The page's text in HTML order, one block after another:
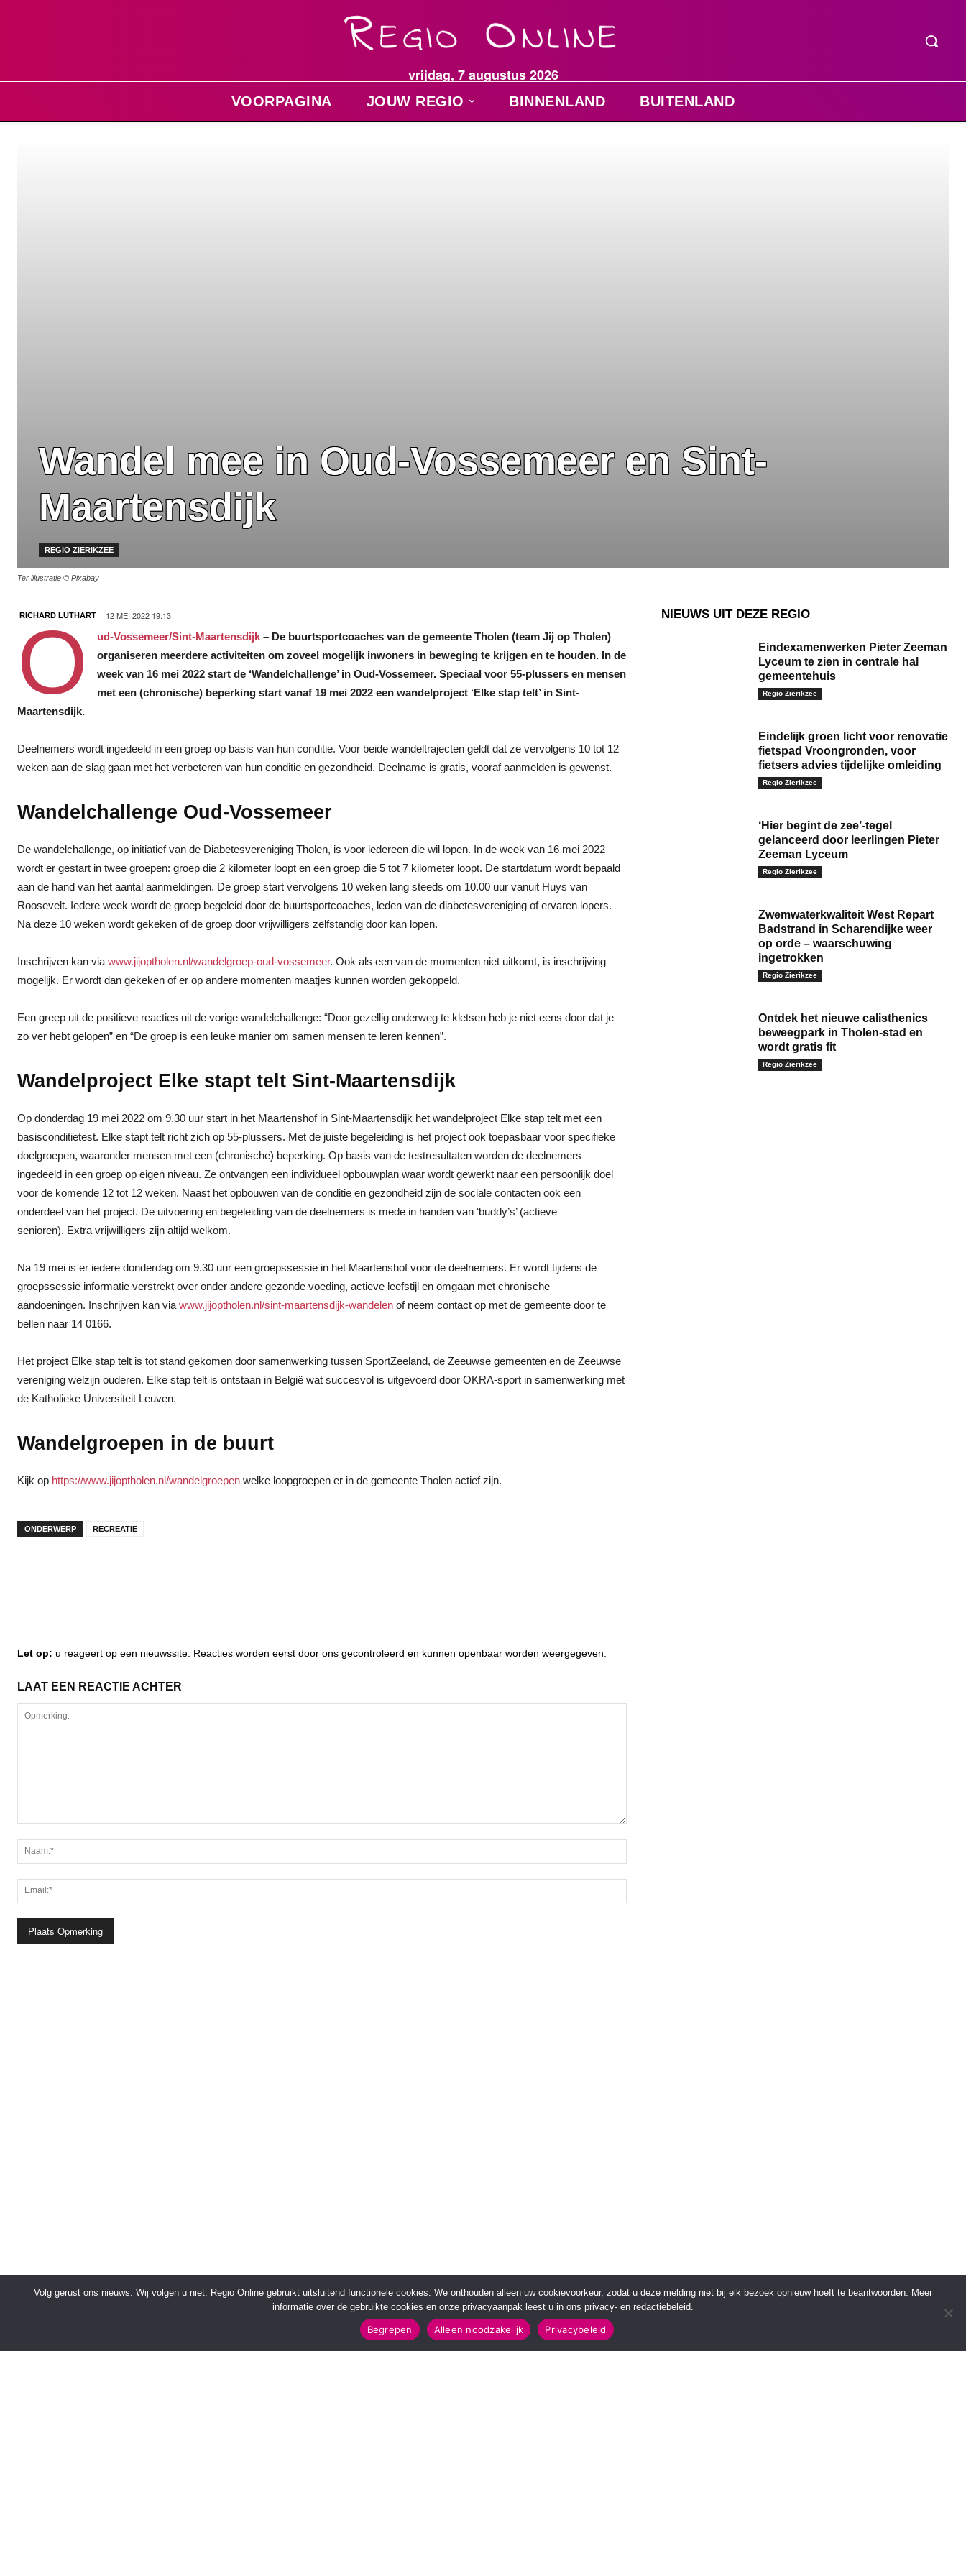
vrijdag, 7 augustus 2026
VOORPAGINA JOUW REGIO BINNENLAND BUITENLAND
Wandel mee in Oud-Vossemeer en Sint-
Maartensdijk
REGIO ZIERIKZEE
Ter illustratie © Pixabay
RICHARD LUTHART 12 MEI 2022 19:13
O ud-Vossemeer/Sint-Maartensdijk– De buurtsportcoaches van de gemeente Tholen (team Jij op Tholen)
organiseren meerdere activiteiten om zoveel mogelijk inwoners in beweging te krijgen en te houden. In de
week van 16 mei 2022 start de ‘Wandelchallenge’ in Oud-Vossemeer. Speciaal voor 55-plussers en mensen
met een (chronische) beperking start vanaf 19 mei 2022 een wandelproject ‘Elke stap telt’ in Sint-
Maartensdijk.
Deelnemers wordt ingedeeld in een groep op basis van hun conditie. Voor beide wandeltrajecten geldt dat ze vervolgens 10 tot 12
weken aan de slag gaan met het verbeteren van hun conditie en gezondheid. Deelname is gratis, vooraf aanmelden is gewenst.
Wandelchallenge Oud-Vossemeer
De wandelchallenge, op initiatief van de Diabetesvereniging Tholen, is voor iedereen die wil lopen. In de week van 16 mei 2022
wordt er gestart in twee groepen: groep die 2 kilometer loopt en een groep die 5 tot 7 kilometer loopt. De startdatum wordt bepaald
aan de hand van het aantal aanmeldingen. De groep start vervolgens 10 weken lang steeds om 10.00 uur vanuit Huys van
Roosevelt. Iedere week wordt de groep begeleid door de buurtsportcoaches, leden van de diabetesvereniging of ervaren lopers.
Na deze 10 weken wordt gekeken of de groep door vrijwilligers zelfstandig door kan lopen.
Inschrijven kan via www.jijoptholen.nl/wandelgroep-oud-vossemeer. Ook als een van de momenten niet uitkomt, is inschrijving
mogelijk. Er wordt dan gekeken of er op andere momenten maatjes kunnen worden gekoppeld.
Een greep uit de positieve reacties uit de vorige wandelchallenge: “Door gezellig onderweg te kletsen heb je niet eens door dat je
zo ver hebt gelopen” en “De groep is een leuke manier om samen mensen te leren kennen”.
Wandelproject Elke stapt telt Sint-Maartensdijk
Op donderdag 19 mei 2022 om 9.30 uur start in het Maartenshof in Sint-Maartensdijk het wandelproject Elke stap telt met een
basisconditietest. Elke stapt telt richt zich op 55-plussers. Met de juiste begeleiding is het project ook toepasbaar voor specifieke
doelgroepen, waaronder mensen met een (chronische) beperking. Op basis van de testresultaten worden de deelnemers
ingedeeld in een groep op eigen niveau. Ze ontvangen een individueel opbouwplan waar wordt gewerkt naar een persoonlijk doel
voor de komende 12 tot 12 weken. Naast het opbouwen van de conditie en gezondheid zijn de sociale contacten ook een
onderdeel van het project. De uitvoering en begeleiding van de deelnemers is mede in handen van ‘buddy’s’ (actieve
senioren). Extra vrijwilligers zijn altijd welkom.
Na 19 mei is er iedere donderdag om 9.30 uur een groepssessie in het Maartenshof voor de deelnemers. Er wordt tijdens de
groepssessie informatie verstrekt over onder andere gezonde voeding, actieve leefstijl en omgaan met chronische
aandoeningen. Inschrijven kan via www.jijoptholen.nl/sint-maartensdijk-wandelen of neem contact op met de gemeente door te
bellen naar 14 0166.
Het project Elke stap telt is tot stand gekomen door samenwerking tussen SportZeeland, de Zeeuwse gemeenten en de Zeeuwse
vereniging welzijn ouderen. Elke stap telt is ontstaan in België wat succesvol is uitgevoerd door OKRA-sport in samenwerking met
de Katholieke Universiteit Leuven.
Wandelgroepen in de buurt
Kijk op https://www.jijoptholen.nl/wandelgroepen welke loopgroepen er in de gemeente Tholen actief zijn.
ONDERWERP RECREATIE
Let op: u reageert op een nieuwssite. Reacties worden eerst door ons gecontroleerd en kunnen openbaar worden weergegeven.
LAAT EEN REACTIE ACHTER
NIEUWS UIT DEZE REGIO
Eindexamenwerken Pieter Zeeman
Lyceum te zien in centrale hal
gemeentehuis
Regio Zierikzee
Eindelijk groen licht voor renovatie
fietspad Vroongronden, voor
fietsers advies tijdelijke omleiding
Regio Zierikzee
‘Hier begint de zee’-tegel
gelanceerd door leerlingen Pieter
Zeeman Lyceum
Regio Zierikzee
Zwemwaterkwaliteit West Repart
Badstrand in Scharendijke weer
op orde – waarschuwing
ingetrokken
Regio Zierikzee
Ontdek het nieuwe calisthenics
beweegpark in Tholen-stad en
wordt gratis fit
Regio Zierikzee
Volg gerust ons nieuws. Wij volgen u niet. Regio Online gebruikt uitsluitend functionele cookies. We onthouden alleen uw cookievoorkeur, zodat u deze melding niet bij elk bezoek opnieuw hoeft te beantwoorden. Meer
informatie over de gebruikte cookies en onze privacyaanpak leest u in ons privacy- en redactiebeleid.
Begrepen Alleen noodzakelijk Privacybeleid